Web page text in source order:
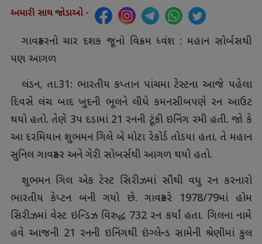
અમારી સાથ જોડાઓ -
ગાવસ્કરનો ચાર દશક જૂનો વિક્રમ ધ્વંશ : મહાન સોર્બસથી
પણ આગળ
લંડન, તા.31: ભારતીય કપ્તાન પાંચમા ટેસ્ટના આજે પહેલા
દિવસે લંચ બાદ ખુદની ભૂલને લીધે કમનસીબપણે રન આઉટ
થયો હતો. તેણે 3પ દડામાં 21 રનની ટૂંકી ઇનિંગ રમી હતી. જો કે
આ દરમિયાન શુભમન ગિલે બે મોટા રેકોર્ડ તોડયા હતા. તે મહાન
સુનિલ ગાવસ્કર અને ગેરી સોબર્સથી આગળ થયો હતો.
શુભમન ગિલ એક ટેસ્ટ સિરીઝમાં સૌથી વધુ રન કરનારો
ભારતીય કેપ્ટન બની ગયો છે. ગાવસ્કરે 1978/79માં હોમ
સિરીઝમાં વેસ્ટ ઇન્ડિઝ વિરુદ્ધ 732 રન કર્યાં હતા. ગિલના નામે
હવે આજની 21 રનની ઇનિંગથી ઇંગ્લેન્ડ સામેની શ્રેણીમાં કુલ